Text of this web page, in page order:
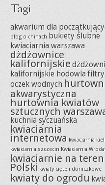
Tagi
akwarium dla
blog o chinach bukiety ślubne
kwiaciarnia warszawa
dżdżownice
kalifornijskie
kalifornijskie hodowla filtry
oczek wodnych
akwarystyczna
hurtownia kwiatów
sztucznych
kuchnia syczuańska
kwiaciarnia
internetowa kwiaciarnia
kwiaciarnia szczecin Kwiaciarnia
kwiaciarnie na
Polski kwiaty cięte i doniczkowe
kwiaty do ogrodu